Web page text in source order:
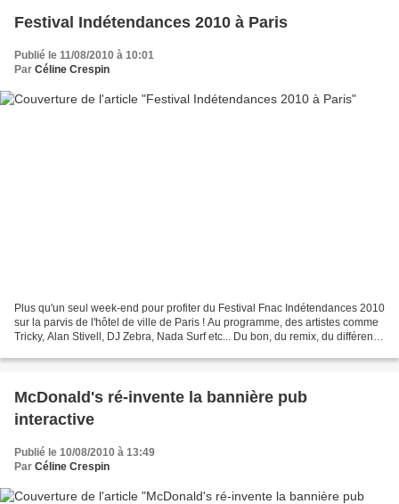
Festival Indétendances 2010 à Paris
Publié le 11/08/2010 à 10:01
Par Céline Crespin
Plus qu'un seul week-end pour profiter du Festival Fnac Indétendances 2010
sur la parvis de l'hôtel de ville de Paris ! Au programme, des artistes comme
Tricky, Alan Stivell, DJ Zebra, Nada Surf etc... Du bon, du remix, du différent !
McDonald's ré-invente la bannière pub
interactive
Publié le 10/08/2010 à 13:49
Par Céline Crespin